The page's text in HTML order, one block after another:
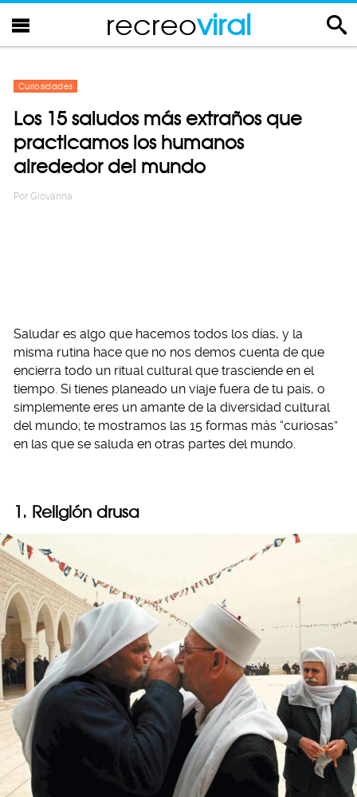
recreoviral
Curiosidades
Los 15 saludos más extraños que
practicamos los humanos
alrededor del mundo
Por Giovanna
Saludar es algo que hacemos todos los días, y la
misma rutina hace que no nos demos cuenta de que
encierra todo un ritual cultural que trasciende en el
tiempo. Si tienes planeado un viaje fuera de tu país, o
simplemente eres un amante de la diversidad cultural
del mundo; te mostramos las 15 formas más “curiosas”
en las que se saluda en otras partes del mundo.
1. Religión drusa